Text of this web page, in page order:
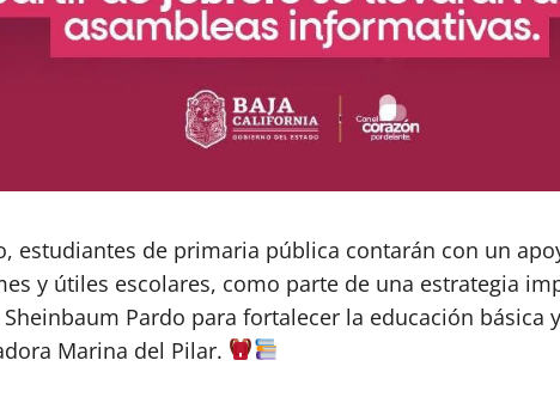
estudiantes de primaria pública contarán con un
y útiles escolares, como parte de una estrategia
Pardo para fortalecer la educación básica
Marina del Pilar.